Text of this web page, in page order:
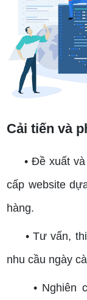
Cải tiến và
• Đề xuất và
cấp website
hàng.
• Tư vấn,
nhu cầu ngày
• Nghiên